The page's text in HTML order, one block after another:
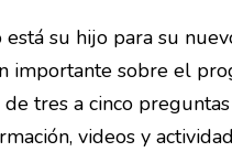
su hijo para su
importante sobre el
tres a cinco
videos y